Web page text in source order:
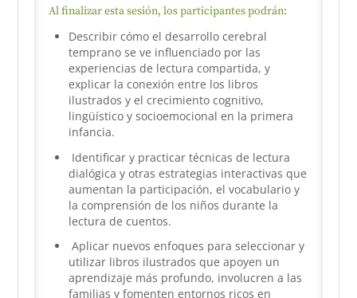
Al finalizar esta sesión, los participantes podrán:
Describir cómo el desarrollo cerebral
temprano se ve influenciado por las
experiencias de lectura compartida, y
explicar la conexión entre los libros
ilustrados y el crecimiento cognitivo,
lingüístico y socioemocional en la primera
infancia.
Identificar y practicar técnicas de lectura
dialógica y otras estrategias interactivas que
aumentan la participación, el vocabulario y
la comprensión de los niños durante la
lectura de cuentos.
Aplicar nuevos enfoques para seleccionar y
utilizar libros ilustrados que apoyen un
aprendizaje más profundo, involucren a las
familias y fomenten entornos ricos en